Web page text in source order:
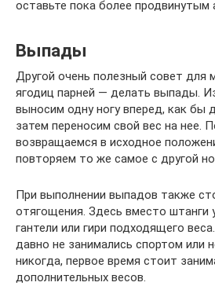
оставьте пока более продвинутым
Выпады
Другой очень полезный совет для
ягодиц парней — делать выпады.
выносим одну ногу вперед, как бы
затем переносим свой вес на нее.
возвращаемся в исходное
повторяем то же самое с другой
При выполнении выпадов также
отягощения. Здесь вместо штанги
гантели или гири подходящего
давно не занимались спортом или
никогда, первое время стоит
дополнительных весов.